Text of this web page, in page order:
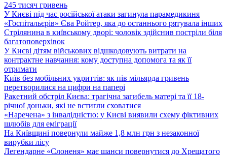
245 тисяч гривень
У Києві під час російської атаки загинула парамедикиня
«Госпітальєрів» Єва Ройтер, яка до останнього рятувала інших
Стрілянина в київському дворі: чоловік здійснив постріли біля
багатоповерхівок
У Києві дітям військових відшкодовують витрати на
контрактне навчання: кому доступна допомога та як її
отримати
Київ без мобільних укриттів: як пів мільярда гривень
перетворилися на цифри на папері
Ракетний обстріл Києва: трагічна загибель матері та її 18-
річної доньки, які не встигли сховатися
«Наречена» з інвалідністю: у Києві виявили схему фіктивних
шлюбів для еміграції
На Київщині повернули майже 1,8 млн грн з незаконної
вирубки лісу
Легендарне «Слоненя» має шанси повернутися до Хрещатого